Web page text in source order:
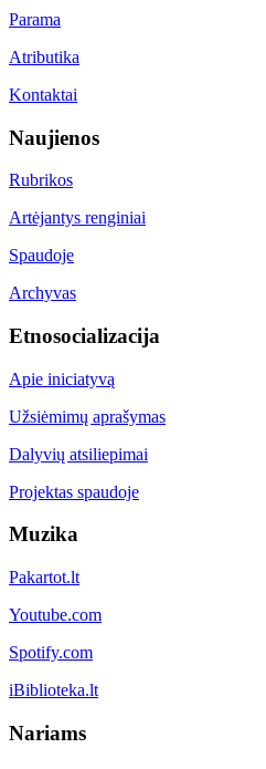
Parama
Atributika
Kontaktai
Naujienos
Rubrikos
Artėjantys renginiai
Spaudoje
Archyvas
Etnosocializacija
Apie iniciatyvą
Užsiėmimų aprašymas
Dalyvių atsiliepimai
Projektas spaudoje
Muzika
Pakartot.lt
Youtube.com
Spotify.com
iBiblioteka.lt
Nariams